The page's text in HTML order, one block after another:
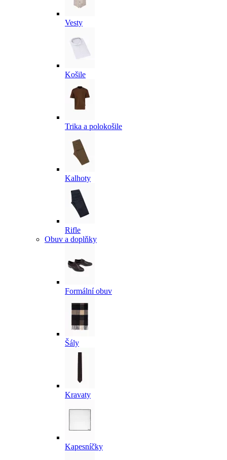
Vesty
Košile
Trika a polokošile
Kalhoty
Rifle
Obuv a doplňky
Formální obuv
Šály
Kravaty
Kapesníčky